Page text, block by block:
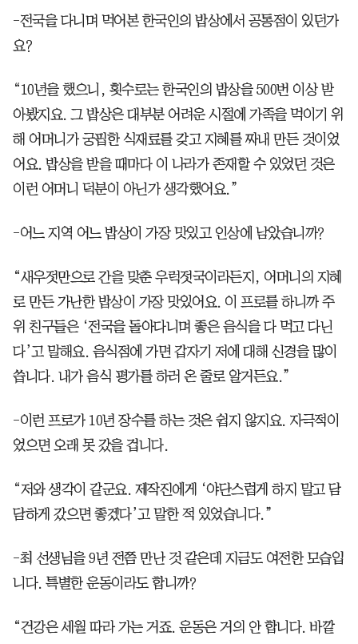
-전국을 다니며 먹어본 한국인의 밥상에서 공통점이 있던가
요?
“10년을 했으니, 횟수로는 한국인의 밥상을 500번 이상 받
아봤지요. 그 밥상은 대부분 어려운 시절에 가족을 먹이기 위
해 어머니가 궁핍한 식재료를 갖고 지혜를 짜내 만든 것이었
어요. 밥상을 받을 때마다 이 나라가 존재할 수 있었던 것은
이런 어머니 덕분이 아닌가 생각했어요.”
-어느 지역 어느 밥상이 가장 맛있고 인상에 남았습니까?
“새우젓만으로 간을 맞춘 우럭젓국이라든지, 어머니의 지혜
로 만든 가난한 밥상이 가장 맛있어요. 이 프로를 하니까 주
위 친구들은 ‘전국을 돌아다니며 좋은 음식을 다 먹고 다닌
다’고 말해요. 음식점에 가면 갑자기 저에 대해 신경을 많이
씁니다. 내가 음식 평가를 하러 온 줄로 알거든요.”
-이런 프로가 10년 장수를 하는 것은 쉽지 않지요. 자극적이
었으면 오래 못 갔을 겁니다.
“저와 생각이 같군요. 제작진에게 ‘야단스럽게 하지 말고 담
담하게 갔으면 좋겠다’고 말한 적 있었습니다.”
-최 선생님을 9년 전쯤 만난 것 같은데 지금도 여전한 모습입
니다. 특별한 운동이라도 합니까?
“건강은 세월 따라 가는 거죠. 운동은 거의 안 합니다. 바깥